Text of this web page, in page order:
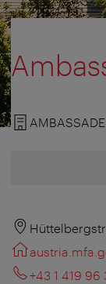
AMBASSADE
+43 1 419 96